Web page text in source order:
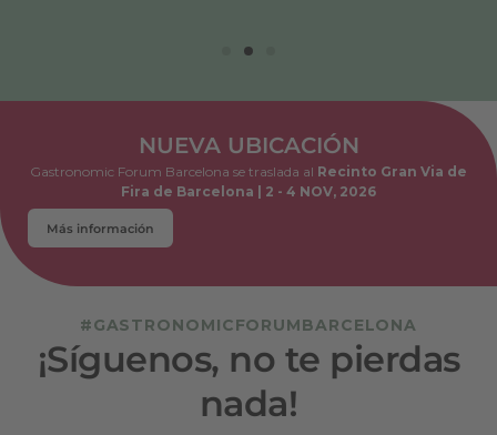
NUEVA UBICACIÓN
Gastronomic Forum Barcelona se traslada al Recinto Gran Via de
Fira de Barcelona | 2 - 4 NOV, 2026
Más información
#GASTRONOMICFORUMBARCELONA
¡Síguenos, no te pierdas
nada!